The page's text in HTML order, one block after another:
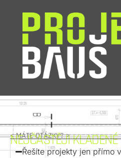
< MÁTE OTÁZKY? >
NEJČASTĚJI KLADENÉ
Řešíte projekty jen přímo